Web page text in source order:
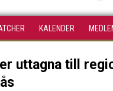
KALENDER
uttagna till